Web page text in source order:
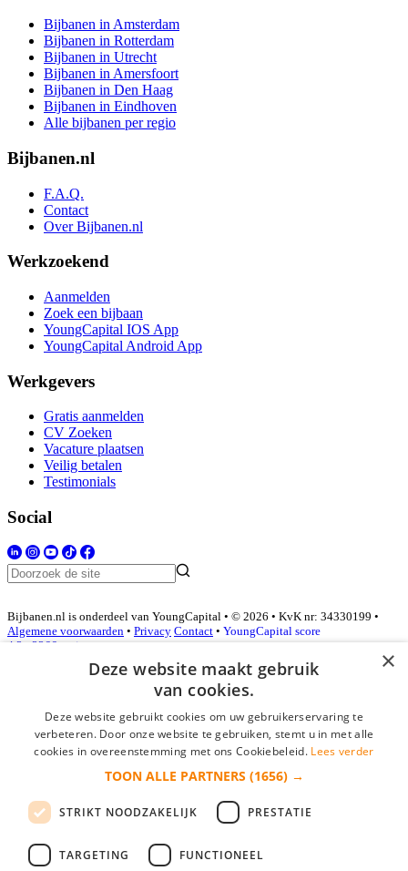
Bijbanen in Amsterdam
Bijbanen in Rotterdam
Bijbanen in Utrecht
Bijbanen in Amersfoort
Bijbanen in Den Haag
Bijbanen in Eindhoven
Alle bijbanen per regio
Bijbanen.nl
F.A.Q.
Contact
Over Bijbanen.nl
Werkzoekend
Aanmelden
Zoek een bijbaan
YoungCapital IOS App
YoungCapital Android App
Werkgevers
Gratis aanmelden
CV Zoeken
Vacature plaatsen
Veilig betalen
Testimonials
Social
Bijbanen.nl is onderdeel van YoungCapital • © 2026 • KvK nr: 34330199 •
Algemene voorwaarden • Privacy Contact • YoungCapital score
4.3 - 3366 reviews
Inloggen als bedrijf
*
login gegevens onthouden
login
×
Deze website maakt gebruik
van cookies.
Deze website gebruikt cookies om uw gebruikerservaring te
verbeteren. Door onze website te gebruiken, stemt u in met alle
cookies in overeenstemming met ons Cookiebeleid. Lees verder
TOON ALLE PARTNERS (1656) →
STRIKT NOODZAKELIJK PRESTATIE
TARGETING FUNCTIONEEL